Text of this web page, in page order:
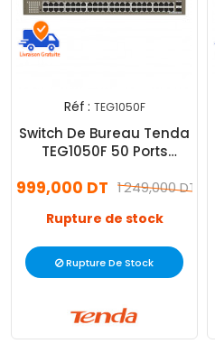
Réf : TEG1050F
Switch De Bureau Tenda
TEG1050F 50 Ports
1 249,000 DT
999,000 DT
Rupture de stock
Rupture De Stock